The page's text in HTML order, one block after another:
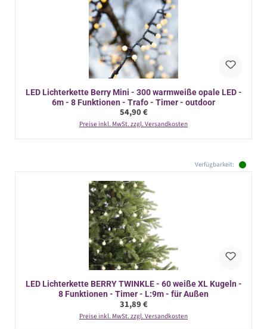
LED Lichterkette Berry Mini - 300 warmweiße opale LED -
6m - 8 Funktionen - Trafo - Timer - outdoor
Regulärer Preis:
54,90 €
Preise inkl. MwSt. zzgl. Versandkosten
Verfügbarkeit:
LED Lichterkette BERRY TWINKLE - 60 weiße XL Kugeln -
8 Funktionen - Timer - L:9m - für Außen
Regulärer Preis:
31,89 €
Preise inkl. MwSt. zzgl. Versandkosten